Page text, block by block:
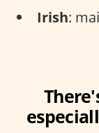
Irish: